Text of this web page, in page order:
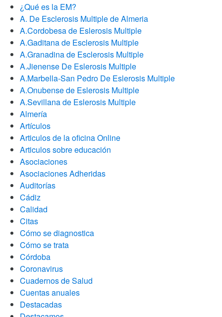
¿Qué es la EM?
A. De Esclerosis Multiple de Almeria
A.Cordobesa de Eslerosis Multiple
A.Gaditana de Esclerosis Multiple
A.Granadina de Esclerosis Multiple
A.Jienense De Eslerosis Multiple
A.Marbella-San Pedro De Eslerosis Multiple
A.Onubense de Eslerosis Multiple
A.Sevillana de Eslerosis Multiple
Almería
Artículos
Articulos de la oficina Online
Articulos sobre educación
Asociaciones
Asociaciones Adheridas
Auditorías
Cádiz
Calidad
Citas
Cómo se diagnostica
Cómo se trata
Córdoba
Coronavirus
Cuadernos de Salud
Cuentas anuales
Destacadas